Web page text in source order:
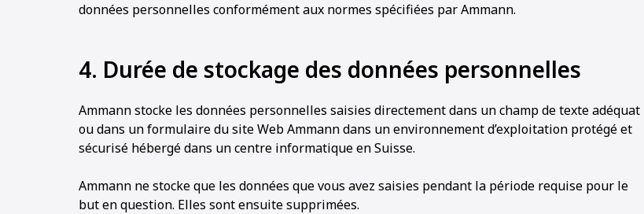
données personnelles conformément aux normes spécifiées par Ammann.
4. Durée de stockage des données personnelles
Ammann stocke les données personnelles saisies directement dans un champ de texte adéquat
ou dans un formulaire du site Web Ammann dans un environnement d’exploitation protégé et
sécurisé hébergé dans un centre informatique en Suisse.
Ammann ne stocke que les données que vous avez saisies pendant la période requise pour le
but en question. Elles sont ensuite supprimées.